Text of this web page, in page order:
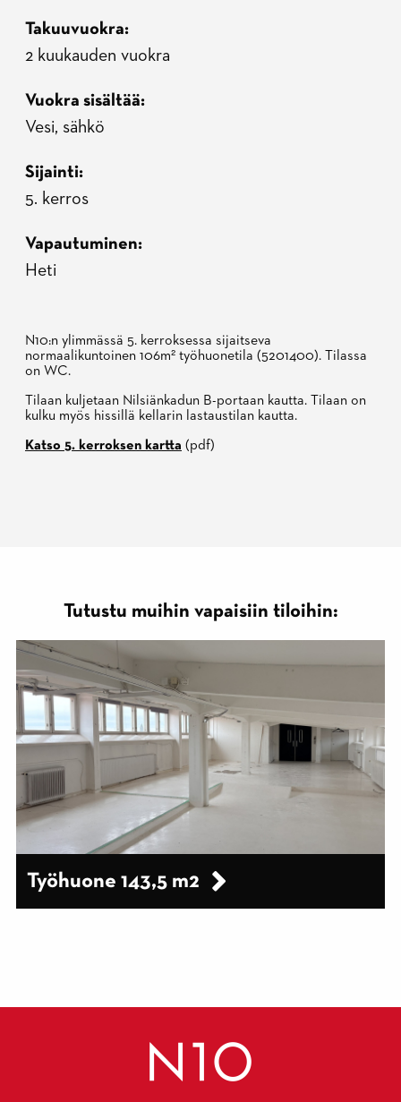
Takuuvuokra
2 kuukauden vuokra
Vuokra sisältää
Vesi, sähkö
Sijainti
5. kerros
Vapautuminen
Heti
N10:n ylimmässä 5. kerroksessa sijaitseva
normaalikuntoinen 106m² työhuonetila (5201400). Tilassa
on WC.
Tilaan kuljetaan Nilsiänkadun B-portaan kautta. Tilaan on
kulku myös hissillä kellarin lastaustilan kautta.
Katso 5. kerroksen kartta (pdf)
Tutustu muihin vapaisiin tiloihin:
Työhuone 143,5 m2